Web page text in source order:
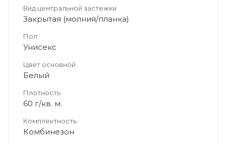
Вид центральной застежки
Закрытая (молния/планка)
Пол
Унисекс
Цвет основной
Белый
Плотность
60 г/кв. м.
Комплектность
Комбинезон